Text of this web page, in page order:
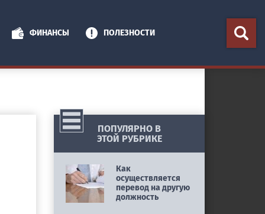
ФИНАНСЫ ПОЛЕЗНОСТИ
ПОПУЛЯРНО В
ЭТОЙ РУБРИКЕ
Как
осуществляется
перевод на другую
должность